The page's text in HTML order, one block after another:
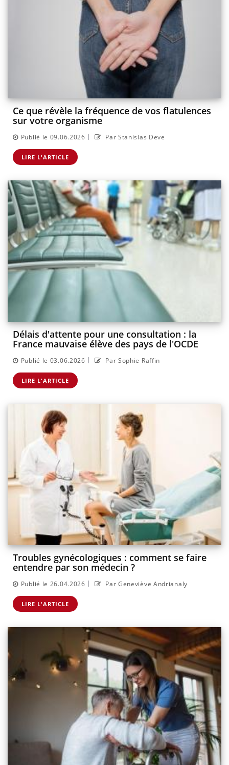
Ce que révèle la fréquence de vos flatulences
sur votre organisme
Publié le 09.06.2026 | Par Stanislas Deve
LIRE L'ARTICLE
Délais d'attente pour une consultation : la
France mauvaise élève des pays de l'OCDE
Publié le 03.06.2026 | Par Sophie Raffin
LIRE L'ARTICLE
Troubles gynécologiques : comment se faire
entendre par son médecin ?
Publié le 26.04.2026 | Par Geneviève Andrianaly
LIRE L'ARTICLE